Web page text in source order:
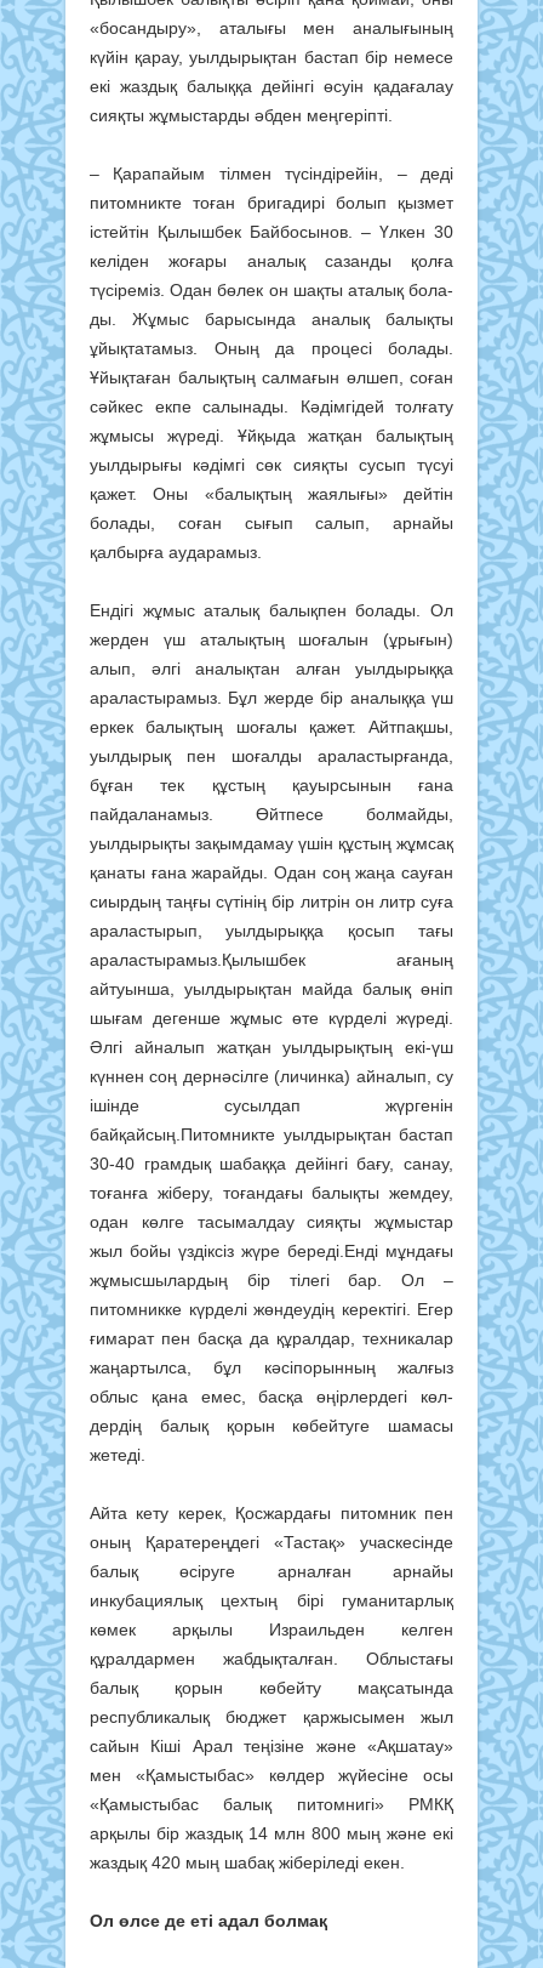
«босандыру», аталығы мен аналығының
күйін қарау, уылдырықтан бастап бір немесе
екі жаздық балыққа дейінгі өсуін қада­ғалау
сияқты жұмыстарды әбден меңгеріпті.
– Қарапайым тілмен түсіндірейін, – деді
питомникте тоған бригадирі болып қызмет
істейтін Қылышбек Байбосынов. – Үлкен 30
келіден жо­ғары аналық сазанды қолға
түсіреміз. Одан бөлек он шақты аталық бола­
ды. Жұмыс барысында аналық ба­лықты
ұйықтатамыз. Оның да про­цесі болады.
Ұйықтаған балықтың салмағын өлшеп, соған
сәйкес екпе салынады. Кәдімгідей толғату
жұмысы жүреді. Ұйқыда жатқан балықтың
уылдырығы кәдімгі сөк сияқты су­сып түсуі
қажет. Оны «балықтың жая­лығы» дейтін
болады, соған сығып салып, арнайы
қалбырға аударамыз.
Ендігі жұмыс аталық балықпен болады. Ол
жерден үш аталықтың шо­ғалын (ұрығын)
алып, әлгі аналықтан алған уылдырыққа
араластырамыз. Бұл жерде бір аналыққа үш
еркек балықтың шоғалы қажет. Айт­пақ­шы,
уылдырық пен шоғалды ара­лас­тырғанда,
бұған тек құстың қауыр­сынын ғана
пайдаланамыз. Өйтпесе болмайды,
уылдырықты зақымдамау үшін құстың жұмсақ
қанаты ғана жа­райды. Одан соң жаңа сауған
сиыр­дың таңғы сүтінің бір литрін он литр суға
араластырып, уылдырыққа қосып тағы
араластырамыз.Қылышбек ағаның
айтуынша, уыл­дырықтан майда балық өніп
шығам дегенше жұмыс өте күрделі жүреді.
Әлгі айналып жатқан уылдырықтың екі-үш
күннен соң дернәсілге (ли­чин­ка) айналып, су
ішінде сусылдап жүр­генін
байқайсың.Питомникте уылдырықтан бастап
30-40 грамдық шабаққа дейінгі бағу, санау,
тоғанға жіберу, тоғандағы ба­лықты жемдеу,
одан көлге тасымалдау сияқты жұмыстар
жыл бойы үздіксіз жүре береді.Енді мұндағы
жұмысшылардың бір тілегі бар. Ол –
питомникке күрделі жөндеудің керектігі. Егер
ғимарат пен басқа да құралдар, техникалар
жаңартылса, бұл кәсіпорынның жал­ғыз
облыс қана емес, басқа өңір­лердегі көл­
дердің балық қорын кө­бейтуге шамасы
жетеді.
Айта кету керек, Қосжардағы пи­томник пен
оның Қаратереңдегі «Тас­тақ» учаскесінде
балық өсіруге ар­налған арнайы
инкубациялық цехтың бірі гуманитарлық
көмек арқылы Из­раильден келген
құралдармен жаб­дықталған. Облыстағы
балық қорын көбейту мақсатында
республикалық бюджет қаржысымен жыл
сайын Кі­ші Арал теңізіне және «Ақшатау»
мен «Қамыстыбас» көлдер жүйесіне осы
«Қамыстыбас балық питомнигі» РМКҚ
арқылы бір жаздық 14 млн 800 мың және екі
жаздық 420 мың шабақ жіберіледі екен.
Ол өлсе де еті адал болмақ